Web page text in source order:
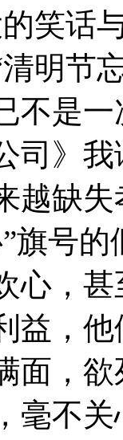
笑话
明节
不是
》我
越缺
旗号
心，
益，
面，
毫不